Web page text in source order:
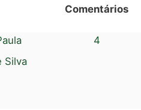
Comentários
Silva
4